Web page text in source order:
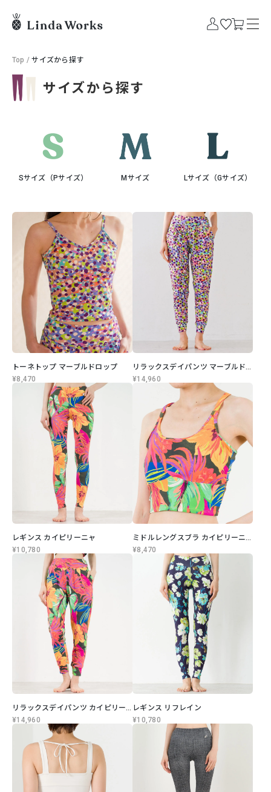
Top /サイズから探す
サイズから探す
Sサイズ（Pサイズ） Mサイズ Lサイズ（Gサイズ）
トーネトップ マーブルドロップ
¥8,470
リラックスデイパンツ マーブルドロップ
¥14,960
レギンス カイピリーニャ
¥10,780
ミドルレングスブラ カイピリーニャ
¥8,470
リラックスデイパンツ カイピリーニャ
¥14,960
レギンス リフレイン
¥10,780